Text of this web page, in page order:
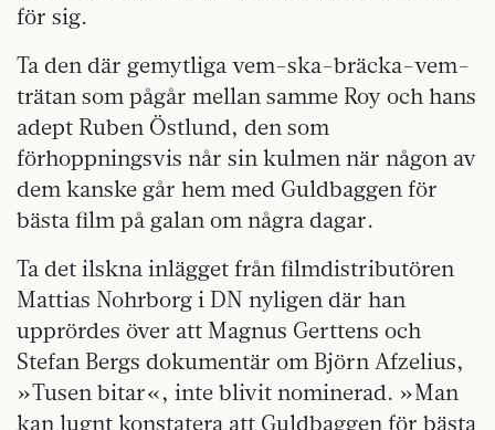
för sig.
Ta den där gemytliga vem-ska-bräcka-vem-
trätan som pågår mellan samme Roy och hans
adept Ruben Östlund, den som
förhoppningsvis når sin kulmen när någon av
dem kanske går hem med Guldbaggen för
bästa film på galan om några dagar.
Ta det ilskna inlägget från filmdistributören
Mattias Nohrborg i DN nyligen där han
upprördes över att Magnus Gerttens och
Stefan Bergs dokumentär om Björn Afzelius,
»Tusen bitar«, inte blivit nominerad. »Man
kan lugnt konstatera att Guldbaggen för bästa